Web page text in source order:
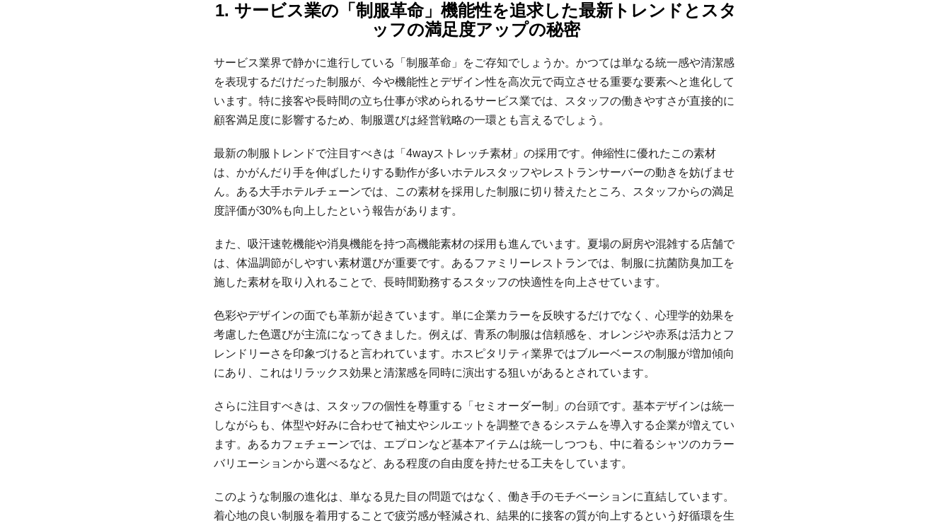
1. サービス業の「制服革命」機能性を追求した最新トレンドとスタ
ッフの満足度アップの秘密
サービス業界で静かに進行している「制服革命」をご存知でしょうか。かつては単なる統一感や清潔感
を表現するだけだった制服が、今や機能性とデザイン性を高次元で両立させる重要な要素へと進化して
います。特に接客や長時間の立ち仕事が求められるサービス業では、スタッフの働きやすさが直接的に
顧客満足度に影響するため、制服選びは経営戦略の一環とも言えるでしょう。
最新の制服トレンドで注目すべきは「4wayストレッチ素材」の採用です。伸縮性に優れたこの素材
は、かがんだり手を伸ばしたりする動作が多いホテルスタッフやレストランサーバーの動きを妨げませ
ん。ある大手ホテルチェーンでは、この素材を採用した制服に切り替えたところ、スタッフからの満足
度評価が30%も向上したという報告があります。
また、吸汗速乾機能や消臭機能を持つ高機能素材の採用も進んでいます。夏場の厨房や混雑する店舗で
は、体温調節がしやすい素材選びが重要です。あるファミリーレストランでは、制服に抗菌防臭加工を
施した素材を取り入れることで、長時間勤務するスタッフの快適性を向上させています。
色彩やデザインの面でも革新が起きています。単に企業カラーを反映するだけでなく、心理学的効果を
考慮した色選びが主流になってきました。例えば、青系の制服は信頼感を、オレンジや赤系は活力とフ
レンドリーさを印象づけると言われています。ホスピタリティ業界ではブルーベースの制服が増加傾向
にあり、これはリラックス効果と清潔感を同時に演出する狙いがあるとされています。
さらに注目すべきは、スタッフの個性を尊重する「セミオーダー制」の台頭です。基本デザインは統一
しながらも、体型や好みに合わせて袖丈やシルエットを調整できるシステムを導入する企業が増えてい
ます。あるカフェチェーンでは、エプロンなど基本アイテムは統一しつつも、中に着るシャツのカラー
バリエーションから選べるなど、ある程度の自由度を持たせる工夫をしています。
このような制服の進化は、単なる見た目の問題ではなく、働き手のモチベーションに直結しています。
着心地の良い制服を着用することで疲労感が軽減され、結果的に接客の質が向上するという好循環を生